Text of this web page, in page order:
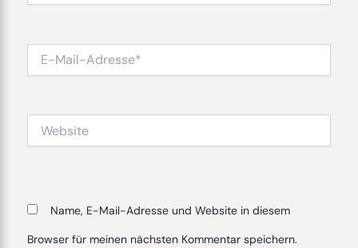
Mail-
Name, E-Mail-Adresse und Website in diesem
Browser für meinen nächsten Kommentar speichern.